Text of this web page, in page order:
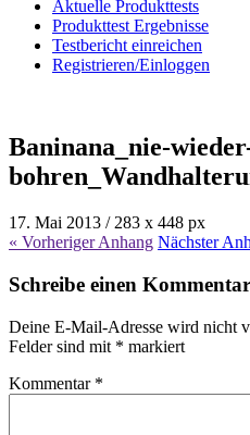
Aktuelle Produkttests
Produkttest Ergebnisse
Testbericht einreichen
Registrieren/Einloggen
Baninana_nie-
17. Mai 2013 / 283 x 448 px
« VorherigerAnhang Nächster
Schreibe einen Kommentar
Deine E-Mail-Adresse wird nicht
Felder sind mit * markiert
Kommentar *